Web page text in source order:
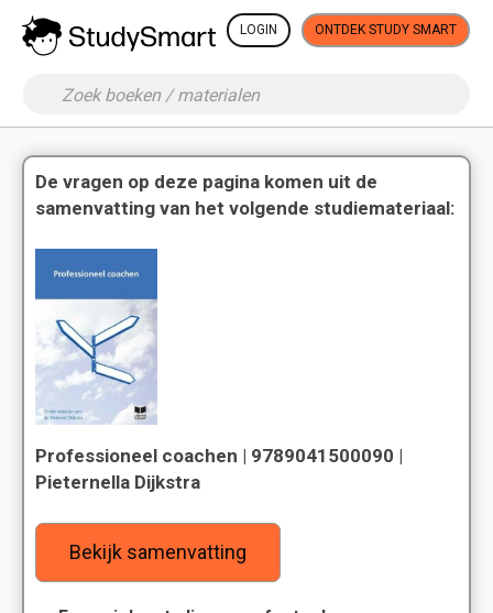
LOGIN ONTDEK STUDY SMART
De vragen op deze pagina komen uit de
samenvatting van het volgende studiemateriaal:
Professioneel coachen | 9789041500090 |
Pieternella Dijkstra
Bekijk samenvatting